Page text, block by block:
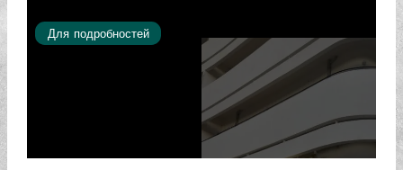
Для подробностей